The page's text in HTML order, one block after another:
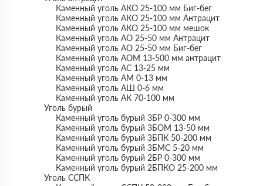
Каменный уголь АКО 25-100 мм Биг-бег
Каменный уголь АКО 25-100 мм Антрацит
Каменный уголь АКО 25-100 мм мешок
Каменный уголь АО 25-50 мм Антрацит
Каменный уголь АО 25-50 мм Биг-бег
Каменный уголь АОМ 13-500 мм антрацит
Каменный уголь АС 13-25 мм
Каменный уголь АМ 0-13 мм
Каменный уголь АШ 0-6 мм
Каменный уголь АК 70-100 мм
Уголь бурый
Каменный уголь бурый 3БР 0-300 мм
Каменный уголь бурый 3БОМ 13-50 мм
Каменный уголь бурый 3БПК 50-200 мм
Каменный уголь бурый 3БМС 5-20 мм
Каменный уголь бурый 2БР 0-300 мм
Каменный уголь бурый 2БПКО 25-200 мм
Уголь ССПК